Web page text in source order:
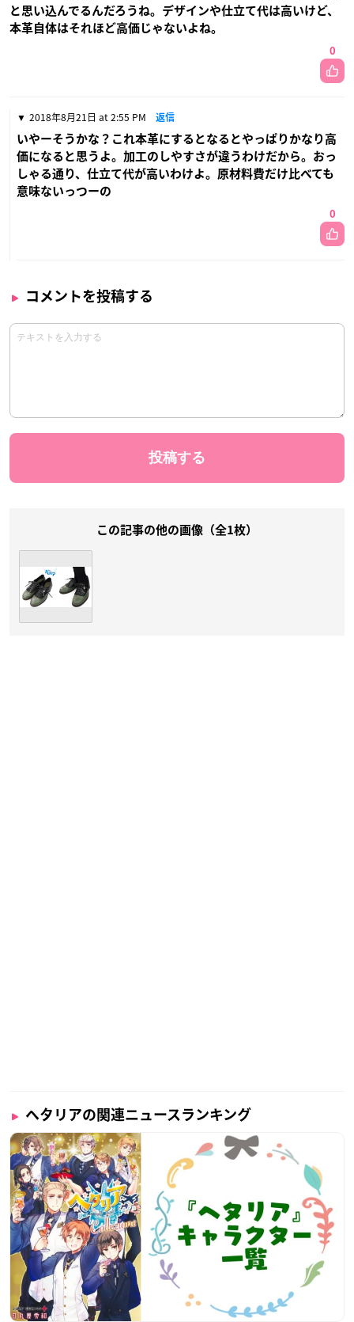
と思い込んでるんだろうね。デザインや仕立て代は高いけど、
本革自体はそれほど高価じゃないよね。
0
2018年8月21日 at 2:55 PM 返信
いやーそうかな？これ本革にするとなるとやっぱりかなり高
価になると思うよ。加工のしやすさが違うわけだから。おっ
しゃる通り、仕立て代が高いわけよ。原材料費だけ比べても
意味ないっつーの
0
コメントを投稿する
この記事の他の画像（全1枚）
ヘタリアの関連ニュースランキング